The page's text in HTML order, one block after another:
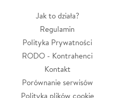
Jak to działa?
Regulamin
Polityka Prywatności
RODO - Kontrahenci
Kontakt
Porównanie serwisów
Polityka plików cookie